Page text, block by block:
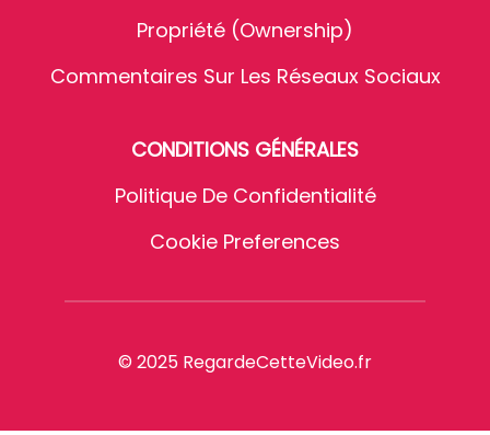
Propriété (Ownership)
Commentaires Sur Les Réseaux Sociaux
CONDITIONS GÉNÉRALES
Politique De Confidentialité
Cookie Preferences
© 2025 RegardeCetteVideo.fr